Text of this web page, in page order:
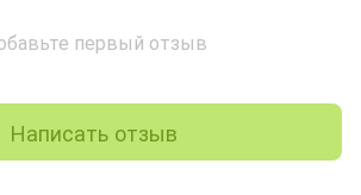
первый отзыв
Написать отзыв